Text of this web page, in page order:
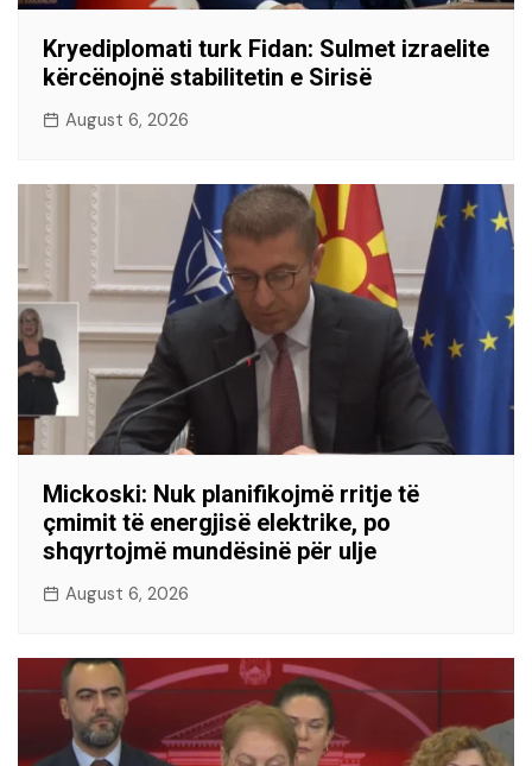
Kryediplomati turk Fidan: Sulmet izraelite
kërcënojnë stabilitetin e Sirisë
August 6, 2026
Mickoski: Nuk planifikojmë rritje të
çmimit të energjisë elektrike, po
shqyrtojmë mundësinë për ulje
August 6, 2026